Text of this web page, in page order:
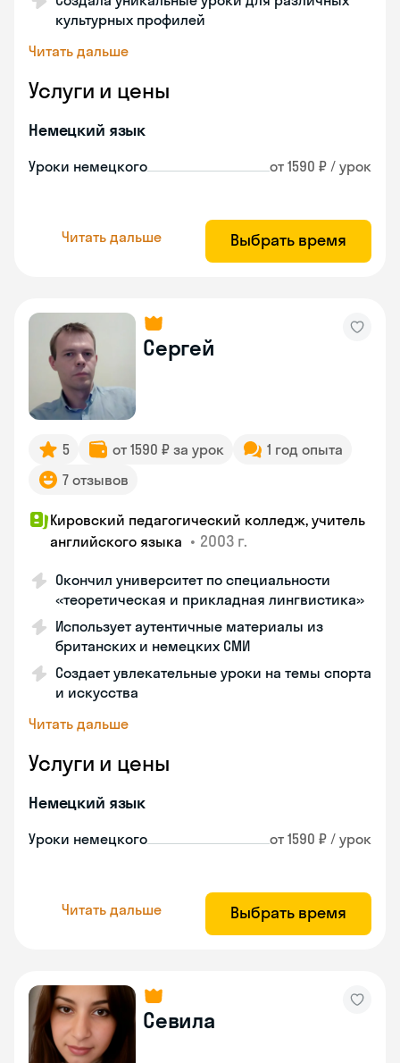
культурных профилей
Читать дальше
Услуги и цены
Немецкий язык
Уроки немецкого от 1590 ₽ / урок
Читать дальше Выбрать время
Сергей
5 от 1590 ₽ за урок
1 год опыта
7 отзывов
Кировский педагогический колледж, учитель
английского языка • 2003 г.
Окончил университет по специальности
«теоретическая и прикладная лингвистика»
Использует аутентичные материалы из
британских и немецких СМИ
Создает увлекательные уроки на темы спорта
и искусства
Читать дальше
Услуги и цены
Немецкий язык
Уроки немецкого от 1590 ₽ / урок
Читать дальше Выбрать время
Севила